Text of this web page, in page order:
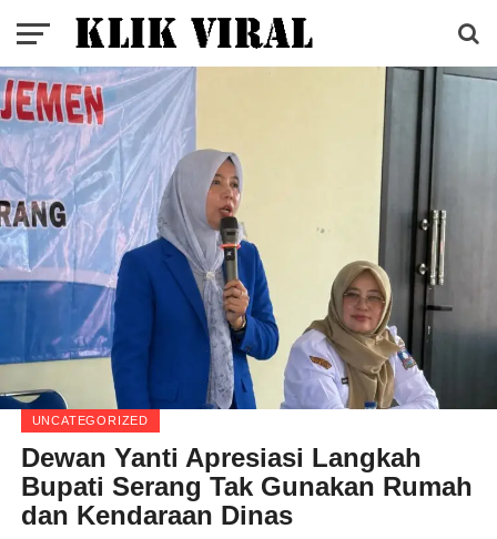
UNCATEGORIZED
Dewan Yanti Apresiasi Langkah
Bupati Serang Tak Gunakan Rumah
dan Kendaraan Dinas